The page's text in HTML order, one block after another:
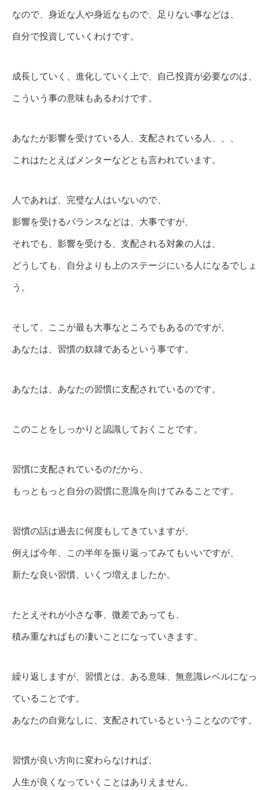
なので、身近な人や身近なもので、足りない事などは、
自分で投資していくわけです。
成長していく、進化していく上で、自己投資が必要なのは、
こういう事の意味もあるわけです。
あなたが影響を受けている人、支配されている人、、、
これはたとえばメンターなどとも言われています。
人であれば、完璧な人はいないので、
影響を受けるバランスなどは、大事ですが、
それでも、影響を受ける、支配される対象の人は、
どうしても、自分よりも上のステージにいる人になるでしょ
う。
そして、ここが最も大事なところでもあるのですが、
あなたは、習慣の奴隷であるという事です。
あなたは、あなたの習慣に支配されているのです。
このことをしっかりと認識しておくことです。
習慣に支配されているのだから、
もっともっと自分の習慣に意識を向けてみることです。
習慣の話は過去に何度もしてきていますが、
例えば今年、この半年を振り返ってみてもいいですが、
新たな良い習慣、いくつ増えましたか。
たとえそれが小さな事、微差であっても、
積み重なればもの凄いことになっていきます。
繰り返しますが、習慣とは、ある意味、無意識レベルになっ
ていることです。
あなたの自覚なしに、支配されているということなのです。
習慣が良い方向に変わらなければ、
人生が良くなっていくことはありえません。